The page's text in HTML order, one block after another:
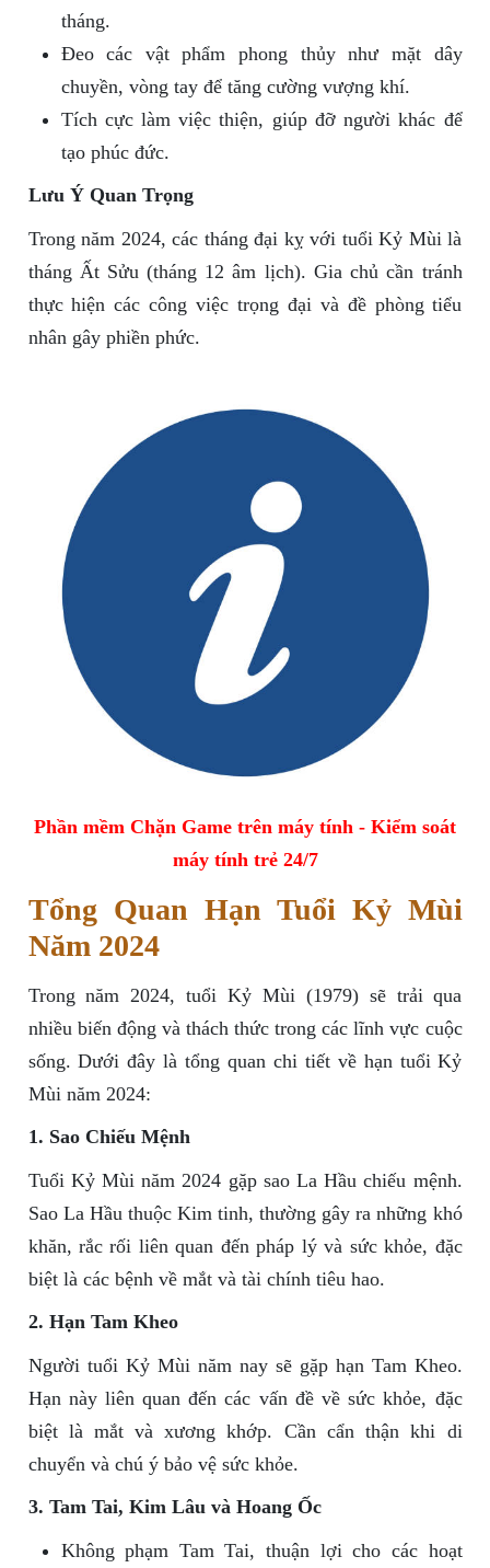
tháng.
Đeo các vật phẩm phong thủy như mặt dây
chuyền, vòng tay để tăng cường vượng khí.
Tích cực làm việc thiện, giúp đỡ người khác để
tạo phúc đức.
Lưu Ý Quan Trọng
Trong năm 2024, các tháng đại kỵ với tuổi Kỷ Mùi là
tháng Ất Sửu (tháng 12 âm lịch). Gia chủ cần tránh
thực hiện các công việc trọng đại và đề phòng tiểu
nhân gây phiền phức.
Phần mềm Chặn Game trên máy tính - Kiểm soát
máy tính trẻ 24/7
Tổng Quan Hạn Tuổi Kỷ Mùi
Năm 2024
Trong năm 2024, tuổi Kỷ Mùi (1979) sẽ trải qua
nhiều biến động và thách thức trong các lĩnh vực cuộc
sống. Dưới đây là tổng quan chi tiết về hạn tuổi Kỷ
Mùi năm 2024:
1. Sao Chiếu Mệnh
Tuổi Kỷ Mùi năm 2024 gặp sao La Hầu chiếu mệnh.
Sao La Hầu thuộc Kim tinh, thường gây ra những khó
khăn, rắc rối liên quan đến pháp lý và sức khỏe, đặc
biệt là các bệnh về mắt và tài chính tiêu hao.
2. Hạn Tam Kheo
Người tuổi Kỷ Mùi năm nay sẽ gặp hạn Tam Kheo.
Hạn này liên quan đến các vấn đề về sức khỏe, đặc
biệt là mắt và xương khớp. Cần cẩn thận khi di
chuyển và chú ý bảo vệ sức khỏe.
3. Tam Tai, Kim Lâu và Hoang Ốc
Không phạm Tam Tai, thuận lợi cho các hoạt